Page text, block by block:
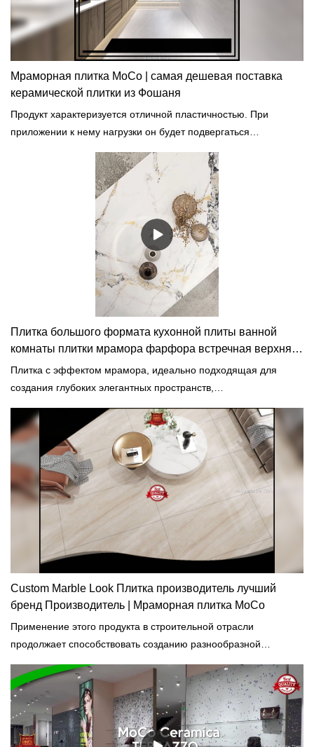
Мраморная плитка MoCo | самая дешевая поставка
керамической плитки из Фошаня
Продукт характеризуется отличной пластичностью. При
приложении к нему нагрузки он будет подвергаться
остаточной деформации без образования трещин.
Плитка большого формата кухонной плиты ванной
комнаты плитки мрамора фарфора встречная верхняя
плитка для поверхности столешницы
Плитка с эффектом мрамора, идеально подходящая для
создания глубоких элегантных пространств,
революционизирует возможности дизайна самых разных
пространств.
Custom Marble Look Плитка производитель лучший
бренд Производитель | Мраморная плитка MoCo
Применение этого продукта в строительной отрасли
продолжает способствовать созданию разнообразной
энергосбережению.